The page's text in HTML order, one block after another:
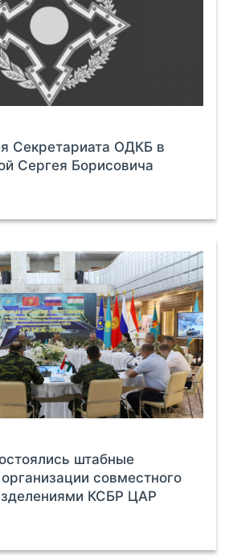
Секретариата ОДКБ в
Сергея Борисовича
штабные
совместного
КСБР ЦАР